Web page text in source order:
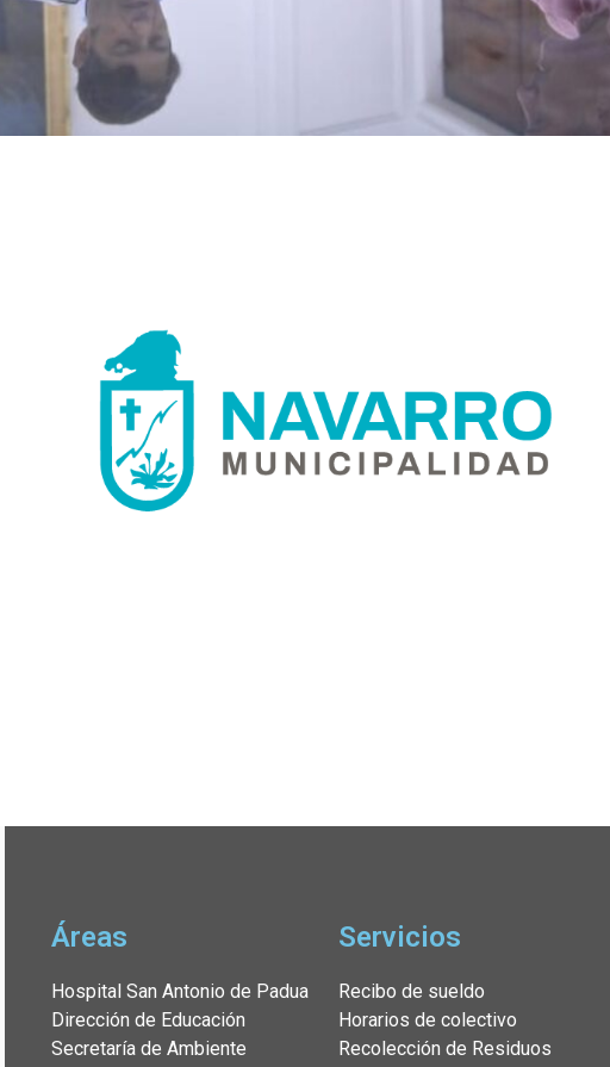
Áreas
Hospital San Antonio de Padua
Dirección de Educación
Secretaría de Ambiente
Servicios
Recibo de sueldo
Horarios de colectivo
Recolección de Residuos